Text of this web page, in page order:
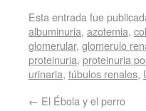
Esta entrada fue
albuminuria, azotemia,
glomerular, glomerulo
proteinuria, proteinuria
urinaria, túbulos renales,
← El Ébola y el perro